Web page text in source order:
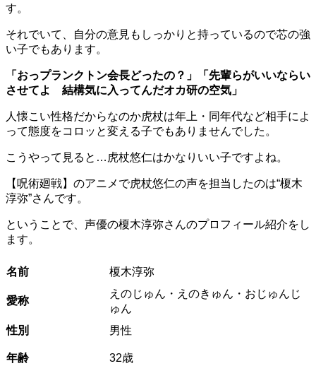
す。
それでいて、自分の意見もしっかりと持っているので芯の強
い子でもあります。
「おっプランクトン会長どったの？」「先輩らがいいならい
させてよ 結構気に入ってんだオカ研の空気」
人懐こい性格だからなのか虎杖は年上・同年代など相手によ
って態度をコロッと変える子でもありませんでした。
こうやって見ると…虎杖悠仁はかなりいい子ですよね。
【呪術廻戦】のアニメで虎杖悠仁の声を担当したのは“榎木
淳弥”さんです。
ということで、声優の榎木淳弥さんのプロフィール紹介をし
ます。
名前 榎木淳弥
愛称
えのじゅん・えのきゅん・おじゅんじ
ゅん
性別
男性
年齢 32歳